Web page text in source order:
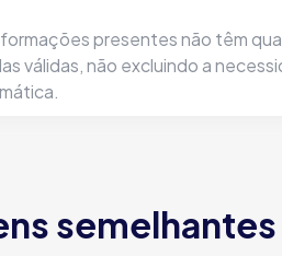
presentes não têm
válidas, não excluindo a
semelhantes